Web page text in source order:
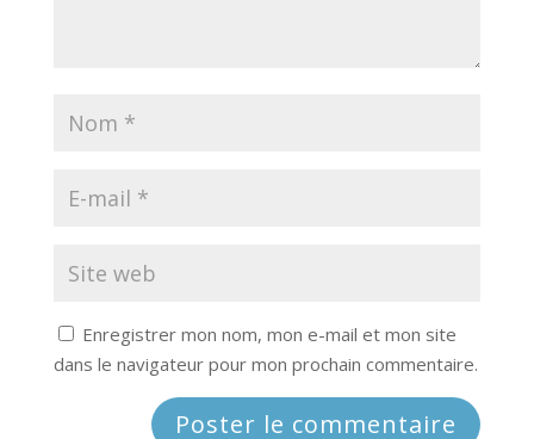
Enregistrer mon nom, mon e-mail et mon site
dans le navigateur pour mon prochain commentaire.